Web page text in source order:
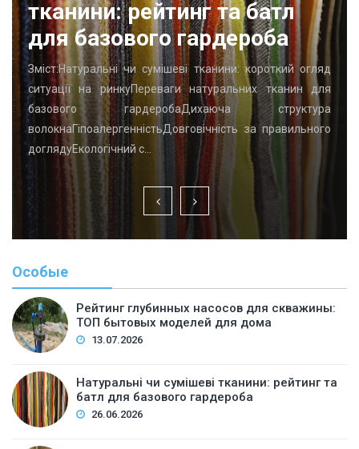
тканини: рейтинг та батл
для базового гардероба
Зміст:Натуральні чи сумішеві тканини: короткий огляд
ситуації на ринкуПереваги натуральних тканин для
базового гардеробаДихаюча структура
волокнаГіпоалергенністьДовговічність за правильного
доглядуЕкологічний с…
Особые
Рейтинг глубинных насосов для скважины:
ТОП бытовых моделей для дома
13.07.2026
Натуральні чи сумішеві тканини: рейтинг та
батл для базового гардероба
26.06.2026